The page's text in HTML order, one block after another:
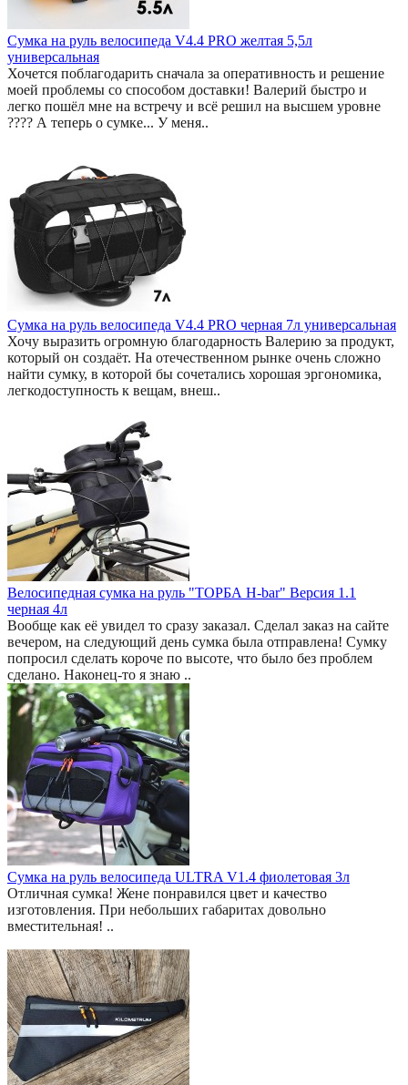
Сумка на руль велосипеда V4.4 PRO желтая 5,5л
универсальная
Хочется поблагодарить сначала за оперативность и решение
моей проблемы со способом доставки! Валерий быстро и
легко пошёл мне на встречу и всё решил на высшем уровне
???? А теперь о сумке... У меня..
Сумка на руль велосипеда V4.4 PRO черная 7л универсальная
Хочу выразить огромную благодарность Валерию за продукт,
который он создаёт. На отечественном рынке очень сложно
найти сумку, в которой бы сочетались хорошая эргономика,
легкодоступность к вещам, внеш..
Велосипедная сумка на руль "ТОРБА H-bar" Версия 1.1
черная 4л
Вообще как её увидел то сразу заказал. Сделал заказ на сайте
вечером, на следующий день сумка была отправлена! Сумку
попросил сделать короче по высоте, что было без проблем
сделано. Наконец-то я знаю ..
Сумка на руль велосипеда ULTRA V1.4 фиолетовая 3л
Отличная сумка! Жене понравился цвет и качество
изготовления. При небольших габаритах довольно
вместительная! ..